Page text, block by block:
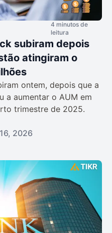
4 minutos de
leitura
subiram depois
atingiram o
ontem, depois que a
a aumentar o AUM em
trimestre de 2025.
2026